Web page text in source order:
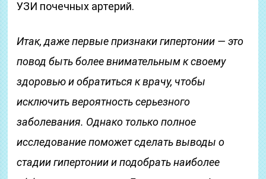
УЗИ почечных артерий.
Итак, даже первые признаки гипертонии — это
повод быть более внимательным к своему
здоровью и обратиться к врачу, чтобы
исключить вероятность серьезного
заболевания. Однако только полное
исследование поможет сделать выводы о
стадии гипертонии и подобрать наиболее